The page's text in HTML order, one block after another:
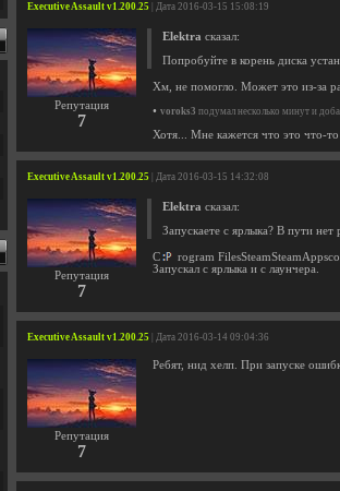
Executive Assault v1.200.25 | Дата 2016-03-15 15:08:19
Репутация
7
Elektra сказал:
Попробуйте в корень диска
Хм, не помогло. Может это из-за
• voroks3 подумал несколько минут и
Хотя... Мне кажется что это что-
Executive Assault v1.200.25 | Дата 2016-03-15 14:32:08
Репутация
7
Elektra сказал:
Запускаете с ярлыка? В пути нет
C
rogram
Запускал с ярлыка и с лаунчера.
Executive Assault v1.200.25 | Дата 2016-03-14 09:04:36
Репутация
7
Ребят, нид хелп. При запуске